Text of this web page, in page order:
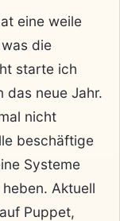
eine weile
die
starte ich
das neue Jahr.
nicht
beschäftige
Systeme
Aktuell
Puppet,